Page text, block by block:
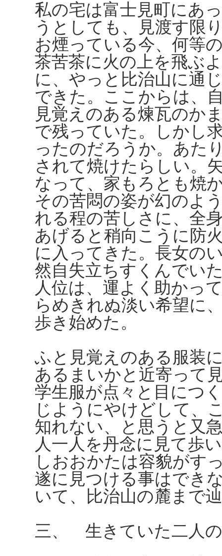
私の宅は富士見町にあ
うとしても、見渡す限
お煙っている今、何等
茶苦茶に火の上を飛ぶ
に、やっと比治山に通
できた。ここからは、
見覚えのある煉瓦のか
で残っていた。しかし
ったのだろうか。あた
されて焼けたらしい。
なって、家もろとも焼
その苦悶の姿が幻のよ
れる程の苦しさに、全
あげると稍向こうに防
に入ってきた。長女の
然自失立ちすくんでい
人位は、運よく助かっ
らめきれぬ淡い希望に
歩き始めた。
ふと見覚えのある服装
あるまいかと近寄って
学生服が点々と目につ
じようにやけどして、
知れない、と思うと又
人一人を丹念に見て歩
しおおかたは容貌がす
遂に見つける事はでき
いて、比治山の麓まで
三、 生きていた二人